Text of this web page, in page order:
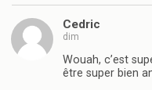
Cedric
dim
Wouah, c’est
être super bien